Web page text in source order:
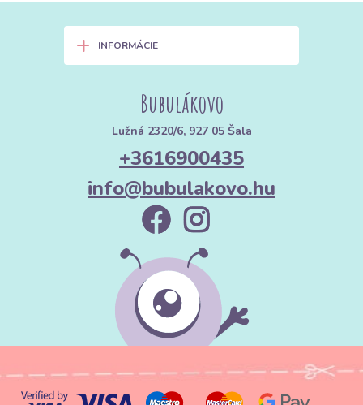
+ INFORMÁCIE
Bubulákovo
Lužná 2320/6, 927 05 Šala
+3616900435
info@bubulakovo.hu